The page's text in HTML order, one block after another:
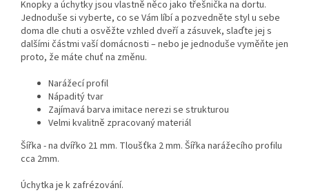
Knopky a úchytky jsou vlastně něco jako třešnička na dortu.
Jednoduše si vyberte, co se Vám líbí a pozvedněte styl u sebe
doma dle chuti a osvěžte vzhled dveří a zásuvek, slaďte jej s
dalšími částmi vaší domácnosti – nebo je jednoduše vyměňte jen
proto, že máte chuť na změnu.
Narážecí profil
Nápaditý tvar
Zajímavá barva imitace nerezi se strukturou
Velmi kvalitně zpracovaný materiál
Šířka - na dvířko 21 mm. Tloušťka 2 mm. Šířka narážecího profilu
cca 2mm.
Úchytka je k zafrézování.